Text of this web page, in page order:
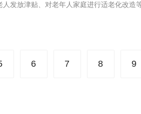
发放津贴、对老年人家庭进行适老化改造
6 7 8 9